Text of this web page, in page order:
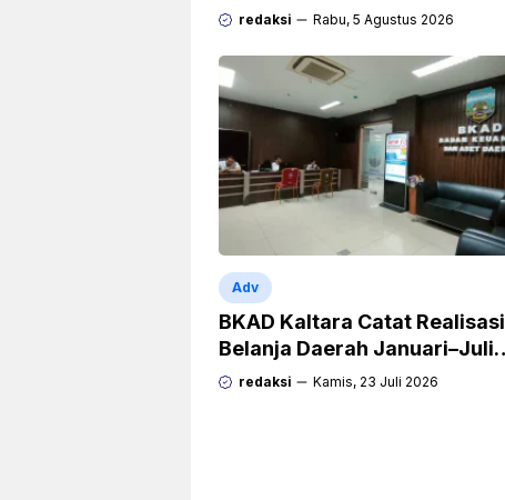
Rp471 Miliar dari Pemerintah
redaksi Rabu, 5 Agustus 2026
Adv
BKAD Kaltara Catat Realisasi
Belanja Daerah Januari–Juli
Capai 38,9 Persen
redaksi Kamis, 23 Juli 2026